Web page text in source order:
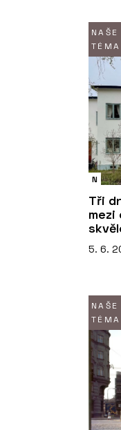
NAŠE
TÉMA
N
Tři
5. 6.
NAŠE
TÉMA